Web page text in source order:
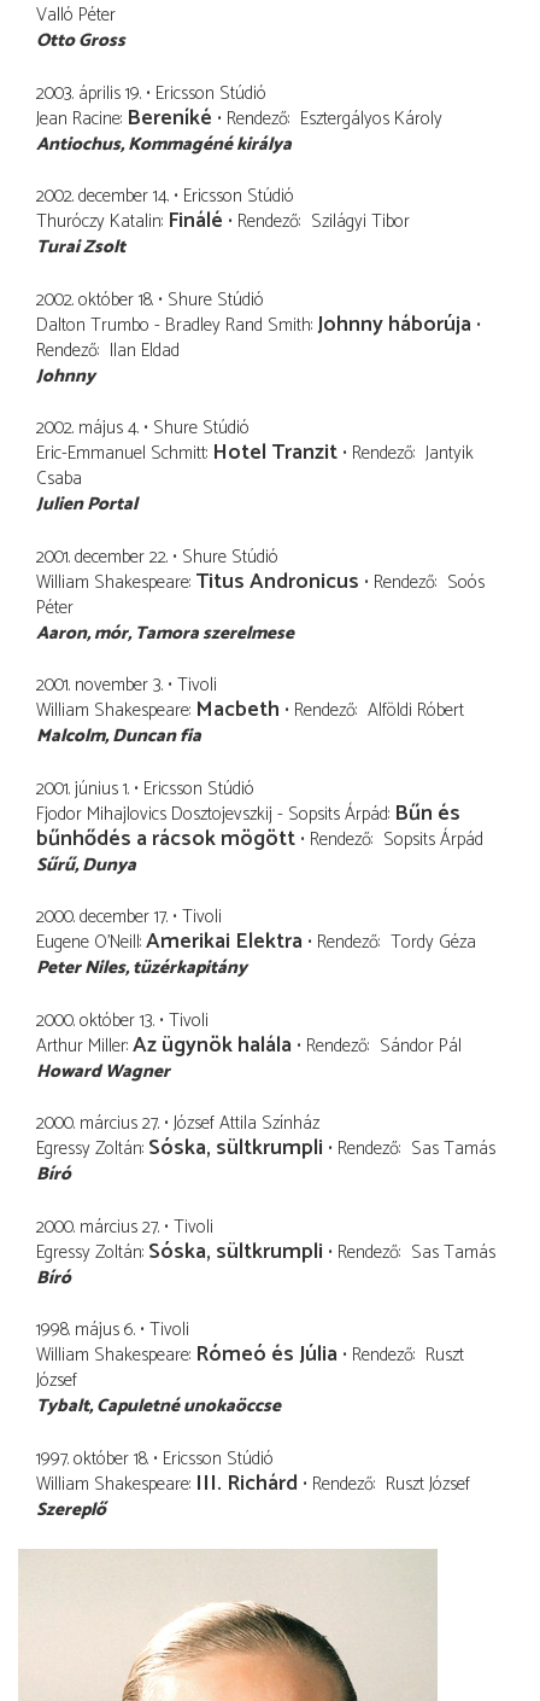
Valló Péter
Otto Gross
2003. április 19. Ericsson Stúdió
Jean Racine Bereníké Rendező Esztergályos Károly
Antiochus Kommagéné királya
2002. december 14. Ericsson Stúdió
Thuróczy Katalin Finálé Rendező Szilágyi Tibor
Turai Zsolt
2002. október 18. Shure Stúdió
Dalton Trumbo - Bradley Rand Smith Johnny háborúja
Rendező Ilan Eldad
Johnny
2002. május 4. Shure Stúdió
Eric-Emmanuel Schmitt Hotel Tranzit Rendező Jantyik
Csaba
Julien Portal
2001. december 22. Shure Stúdió
William Shakespeare Titus Andronicus Rendező Soós
Péter
Aaron mór, Tamora szerelmese
2001. november 3. Tivoli
William Shakespeare Macbeth Rendező Alföldi Róbert
Malcolm Duncan fia
2001. június 1. Ericsson Stúdió
Fjodor Mihajlovics Dosztojevszkij - Sopsits Árpád Bűn és
bűnhődés a rácsok mögött Rendező Sopsits Árpád
Sűrű Dunya
2000. december 17. Tivoli
Eugene O'Neill Amerikai Elektra Rendező Tordy Géza
Peter Niles tüzérkapitány
2000. október 13. Tivoli
Arthur Miller Az ügynök halála Rendező Sándor Pál
Howard Wagner
2000. március 27. József Attila Színház
Egressy Zoltán Sóska, sültkrumpli Rendező Sas Tamás
Bíró
2000. március 27. Tivoli
Egressy Zoltán Sóska, sültkrumpli Rendező Sas Tamás
Bíró
1998. május 6. Tivoli
William Shakespeare Rómeó és Júlia Rendező Ruszt
József
Tybalt Capuletné unokaöccse
1997. október 18. Ericsson Stúdió
William Shakespeare III. Richárd Rendező Ruszt József
Szereplő